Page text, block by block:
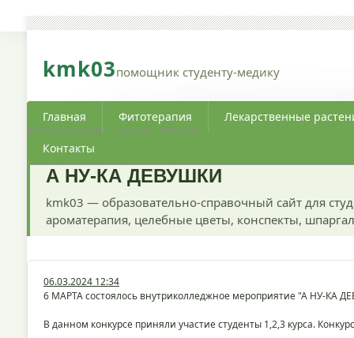
kmk03помощник студенту-медику
ФИТОТЕРАПИЯ · АРОМАТЕРАПИЯ
Главная Фитотерапия Лекарственные
Контакты
А НУ-КА ДЕВУШКИ
kmk03 — образовательно-справочный сайт для
ароматерапия, целебные цветы, конспекты,
06.03.2024 12:34
6 МАРТА состоялось внутриколледжное мероприятие "А
В данном конкурсе приняли участие студенты 1,2,3 курса.